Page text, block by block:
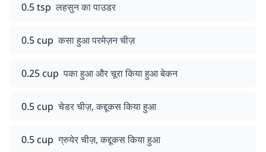
0.5 tsp लहसुन का पाउडर
0.5 cup कसा हुआ परमेज़न चीज़
0.25 cup पका हुआ और चूरा किया हुआ बेकन
0.5 cup चेडर चीज़, कद्दूकस किया हुआ
0.5 cup ग्रुयेर चीज़, कद्दूकस किया हुआ